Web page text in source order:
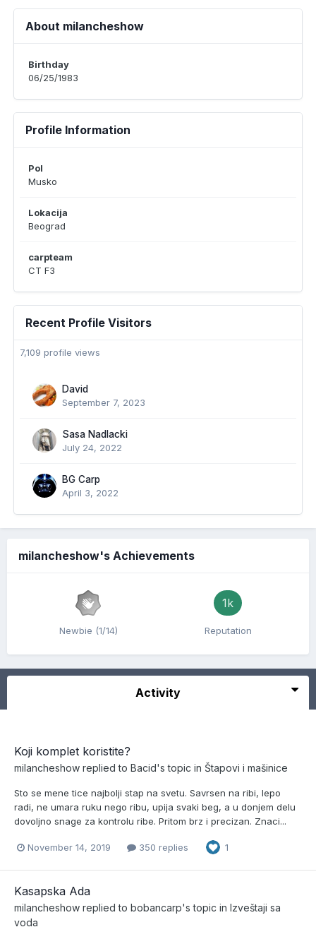
About milancheshow
Birthday
06/25/1983
Profile Information
Pol
Musko
Lokacija
Beograd
carpteam
CT F3
Recent Profile Visitors
7,109 profile views
David
September 7, 2023
Sasa Nadlacki
July 24, 2022
BG Carp
April 3, 2022
milancheshow's Achievements
Newbie (1/14)
1k
Reputation
Activity
Koji komplet koristite?
milancheshow replied to Bacid's topic in Štapovi i mašinice
Sto se mene tice najbolji stap na svetu. Savrsen na ribi, lepo
radi, ne umara ruku nego ribu, upija svaki beg, a u donjem delu
dovoljno snage za kontrolu ribe. Pritom brz i precizan. Znaci...
November 14, 2019 350 replies 1
Kasapska Ada
milancheshow replied to bobancarp's topic in Izveštaji sa
voda